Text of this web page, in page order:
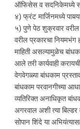
ऑफिसेस व सदनिकेमध्ये
४) फ्रंट मार्जिनमध्ये
५) पुणे पेठ शुक्रवार वरील
वरील प्रकारचा नियमभंग
माहिती असल्यामुळेच
आले तरी कार्यवाही
वेगवेगळ्या बांधकाम
बांधकाम परवानगीच्या
व्यतिरिक्त अनाधिकृत
अगरवाल अशी त्या
सोपान शिंदे या